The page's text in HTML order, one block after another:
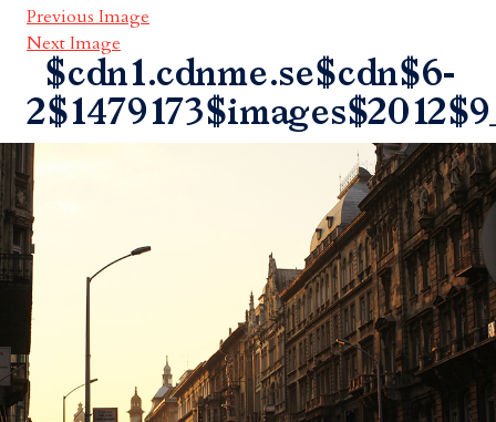
Previous Image
Next Image
$cdn1.cdnme.se$cdn$6-